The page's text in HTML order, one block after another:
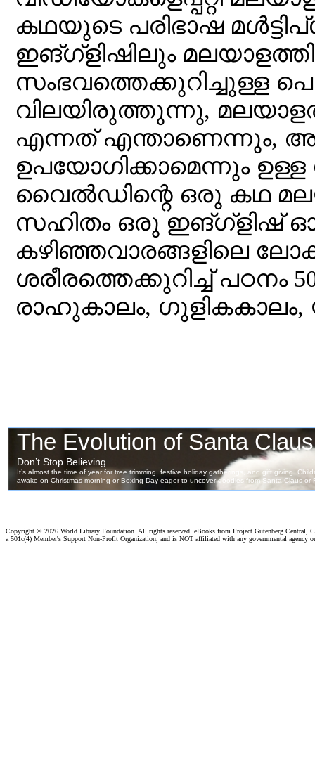
കഥയുടെ പരിഭാഷ
ഇങ്ഗ്ളിഷിലും
സംഭവത്തെക്കുറിച്ചുള്ള
വിലയിരുത്തുന്നു,
എന്നത് എന്താണെന്നും,
ഉപയോഗിക്കാമെന്നും
വൈല്‍ഡിന്റെ ഒരു കഥ
സഹിതം ഒരു ഇങ്ഗ്ളിഷ്
കഴിഞ്ഞവാരങ്ങളിലെ
ശരീരത്തെക്കുറിച്ച് പഠനം
രാഹുകാലം, ഗുളികകാലം,
Copyright © 2026 World Library Foundation. All rights reserved. eBooks from Project Gutenberg Central,
a 501c(4) Member's Support Non-Profit Organization, and is NOT affiliated with any governmental agency